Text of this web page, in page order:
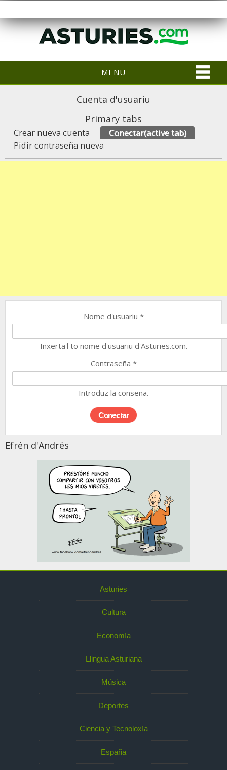
MENU
Cuenta d'usuariu
Primary tabs
Crear nueva cuenta Conectar(active tab)
Pidir contraseña nueva
Nome d'usuariu *
Inxerta'l to nome d'usuariu d'Asturies.com.
Contraseña *
Introduz la conseña.
Efrén d'Andrés
Asturies
Cultura
Economía
Llingua Asturiana
Música
Deportes
Ciencia y Tecnoloxía
España